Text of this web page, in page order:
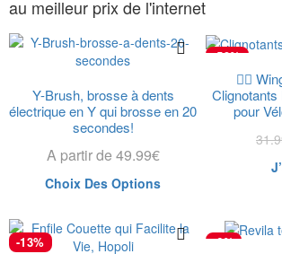
au meilleur prix de l'internet
Y-Brush, brosse à dents
électrique en Y qui brosse en 20
secondes!
A partir de 49.99€
Choix Des Options
-59%
🚴‍♂️
Clignotants
pour
-13% -6%